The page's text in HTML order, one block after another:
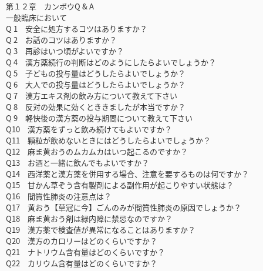
第１２章 カンポウQ & A
一般臨床において
Q 1 安全に処方するコツはありますか？
Q 2 お話のコツはありますか？
Q 3 再診はいつ頃がよいですか？
Q 4 漢方薬続行の判断はどのようにしたらよいでしょうか？
Q 5 子どもの投与量はどうしたらよいでしょうか？
Q 6 大人での投与量はどうしたらよいでしょうか？
Q 7 漢方エキス剤の飲み方について教えて下さい
Q 8 反対の効果に効くとききましたが本当ですか？
Q 9 軽快後の漢方薬の投与期間について教えて下さい
Q10 漢方薬をずっと飲み続けてもよいですか？
Q11 顆粒が飲めないときにはどうしたらよいでしょうか？
Q12 麻ま黄おうのムカムカはいつ起こるのですか？
Q13 お酒と一緒に飲んでもよいですか？
Q14 西洋薬と漢方薬を併用する場合、注意を要するものは何ですか？
Q15 甘かん草ぞう含有製剤による副作用が起こりやすい状態は？
Q16 間質性肺炎の注意点は？
Q17 黄おう【草冠に今】ごんのみが間質性肺炎の原因でしょうか？
Q18 麻ま黄おう剤は緑内障に禁忌なのですか？
Q19 漢方薬で検査値が異常になることはありますか？
Q20 漢方のカロリーはどのくらいですか？
Q21 ナトリウム含有量はどのくらいですか？
Q22 カリウム含有量はどのくらいですか？